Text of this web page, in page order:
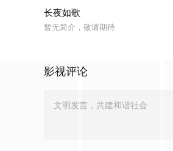
长夜如歌
暂无简介，敬请期待
影视评论